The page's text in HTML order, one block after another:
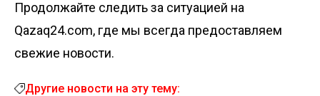
Продолжайте следить за ситуацией на
Qazaq24.com, где мы всегда предоставляем
свежие новости.
Другие новости на эту тему: